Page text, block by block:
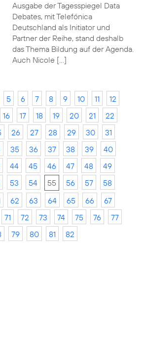
Ausgabe der Tagesspiegel Data
Debates, mit Telefónica
Deutschland als Initiator und
Partner der Reihe, stand deshalb
das Thema Bildung auf der Agenda.
Auch Nicole […]
5 6 7 8 9 10 11
12
16 17 18 19 20 21
22
26 27 28 29 30
31
35 36 37 38 39
40
44 45 46 47 48
49
53 54 55 56 57
58
62 63 64 65 66
67
71 72 73 74 75 76
77
79 80 81 82